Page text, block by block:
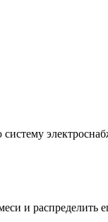
и распределить